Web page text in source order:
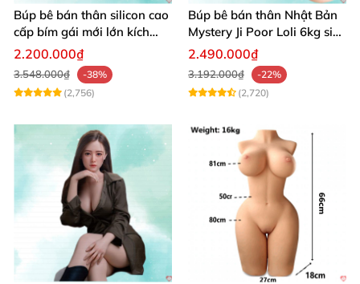
Búp bê bán thân silicon cao
cấp bím gái mới lớn kích
thích
2.200.000₫
3.548.000₫
-38%
(2,756)
Búp bê bán thân Nhật Bản
Mystery Ji Poor Loli 6kg siêu
thực giá tốt
2.490.000₫
3.192.000₫
-22%
(2,720)